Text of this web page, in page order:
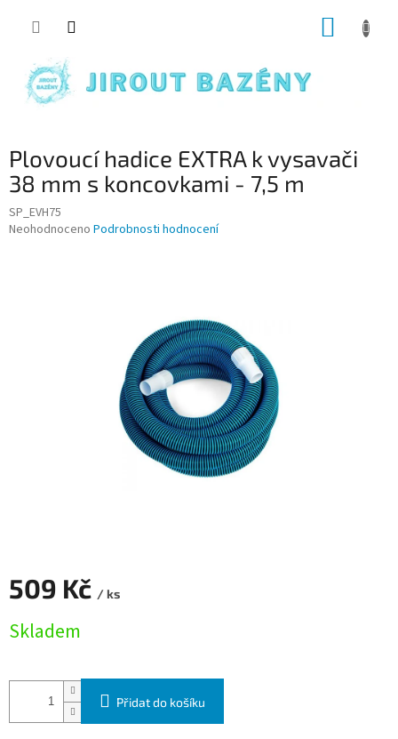
Plovoucí hadice EXTRA k vysavači
38 mm s koncovkami - 7,5 m
SP_EVH75
Průměrné hodnocení produktu je 0,0 z 5 hvězdiček.
Neohodnoceno Podrobnosti hodnocení
509 Kč / ks
Skladem
Přidat do košíku